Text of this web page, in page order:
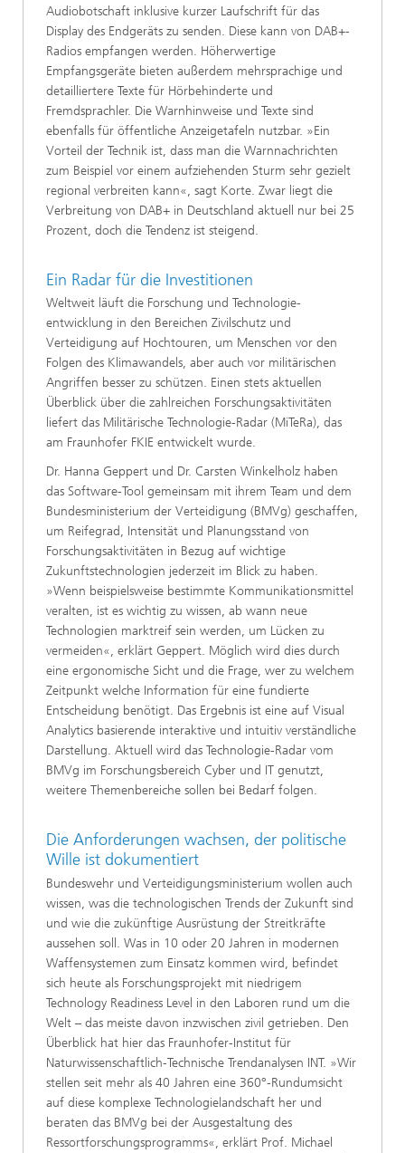
Audiobotschaft inklusive kurzer Lauf­schrift für das
Display des Endgeräts zu senden. Diese kann von DAB+-
Radios empfangen werden. Höherwertige
Empfangsgeräte bieten außerdem mehrsprachige und
detailliertere Texte für Hör­behinderte und
Fremdsprachler. Die Warnhin­weise und Texte sind
ebenfalls für öffentliche Anzeigetafeln nutzbar. »Ein
Vorteil der Technik ist, dass man die Warnnachrichten
zum Beispiel vor einem aufziehenden Sturm sehr gezielt
regio­nal verbreiten kann«, sagt Korte. Zwar liegt die
Verbreitung von DAB+ in Deutschland aktuell nur bei 25
Prozent, doch die Tendenz ist steigend.
Ein Radar für die Investitionen
Weltweit läuft die Forschung und Technologie­
entwicklung in den Bereichen Zivilschutz und
Verteidigung auf Hochtouren, um Menschen vor den
Folgen des Klimawandels, aber auch vor mi­litärischen
Angriffen besser zu schützen. Einen stets aktuellen
Überblick über die zahlreichen Forschungsaktivitäten
liefert das Militärische Technologie-Radar (MiTeRa), das
am Fraunhofer FKIE entwickelt wurde.
Dr. Hanna Geppert und Dr. Carsten Winkel­holz haben
das Software-Tool gemeinsam mit ihrem Team und dem
Bundesministerium der Verteidigung (BMVg) geschaffen,
um Reifegrad, Intensität und Planungsstand von
Forschungs­aktivitäten in Bezug auf wichtige
Zukunftstech­nologien jederzeit im Blick zu haben.
»Wenn bei­spielsweise bestimmte Kommunikationsmittel
veralten, ist es wichtig zu wissen, ab wann neue
Technologien marktreif sein werden, um Lücken zu
vermeiden«, erklärt Geppert. Möglich wird dies durch
eine ergonomische Sicht und die Fra­ge, wer zu welchem
Zeitpunkt welche Informa­tion für eine fundierte
Entscheidung benötigt. Das Ergebnis ist eine auf Visual
Analytics basie­rende interaktive und intuitiv verständliche
Dar­stellung. Aktuell wird das Technologie-Radar vom
BMVg im Forschungsbereich Cyber und IT ge­nutzt,
weitere Themenbereiche sollen bei Bedarf folgen.
Die Anforderungen wachsen, der politische
Wille ist dokumentiert
Bundeswehr und Verteidigungsministerium wollen auch
wissen, was die technologischen Trends der Zukunft sind
und wie die zukünftige Ausrüstung der Streitkräfte
aussehen soll. Was in 10 oder 20 Jahren in modernen
Waffensystemen zum Einsatz kommen wird, befindet
sich heute als Forschungsprojekt mit niedrigem
Technology Readiness Level in den Laboren rund um die
Welt – das meiste davon inzwischen zivil getrieben. Den
Überblick hat hier das Fraunhofer-Institut für
Naturwissenschaftlich-Technische Trend­analysen INT. »Wir
stellen seit mehr als 40 Jah­ren eine 360°-Rundumsicht
auf diese komplexe Technologielandschaft her und
beraten das BMVg bei der Ausgestaltung des
Ressortforschungs­programms«, erklärt Prof. Michael